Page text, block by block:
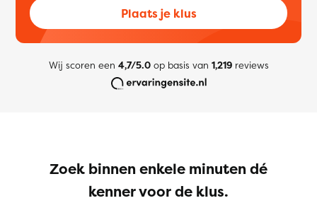
Plaats je klus
Wij scoren een 4,7/5.0op basis van 1,219reviews
Zoek binnen enkele minuten dé
kenner voor de klus.